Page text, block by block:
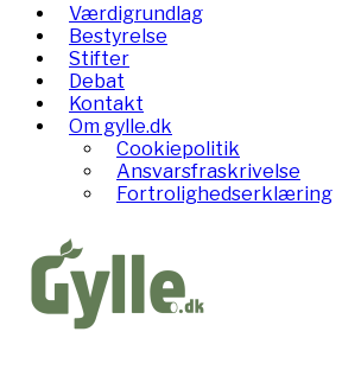
Værdigrundlag
Bestyrelse
Stifter
Debat
Kontakt
Om gylle.dk
Cookiepolitik
Ansvarsfraskrivelse
Fortrolighedserklæring